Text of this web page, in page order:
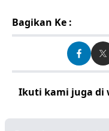
Bagikan Ke :
Ikuti kami juga di